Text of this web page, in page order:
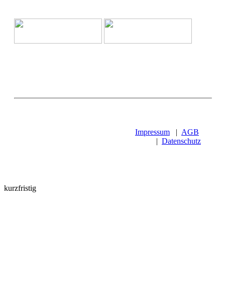
Impressum | AGB
| Datenschutz
kurzfristig